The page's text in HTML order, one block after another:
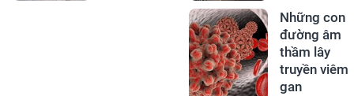
Những con
đường âm
thầm lây
truyền viêm
gan